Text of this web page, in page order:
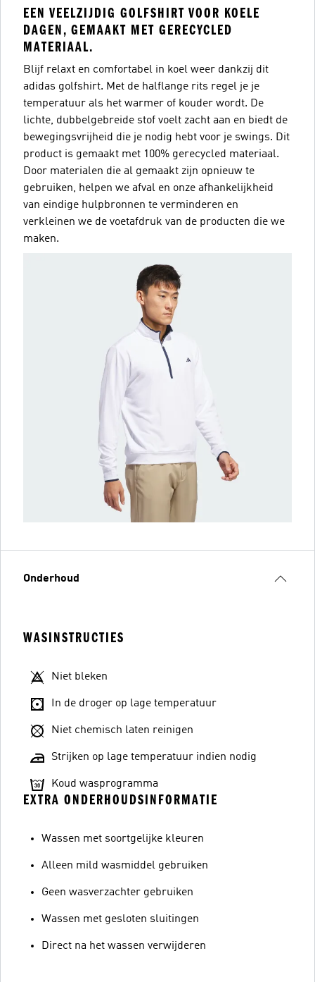
EEN VEELZIJDIG GOLFSHIRT VOOR KOELE
DAGEN, GEMAAKT MET GERECYCLED
MATERIAAL.
Blijf relaxt en comfortabel in koel weer dankzij dit
adidas golfshirt. Met de halflange rits regel je je
temperatuur als het warmer of kouder wordt. De
lichte, dubbelgebreide stof voelt zacht aan en biedt de
bewegingsvrijheid die je nodig hebt voor je swings. Dit
product is gemaakt met 100% gerecycled materiaal.
Door materialen die al gemaakt zijn opnieuw te
gebruiken, helpen we afval en onze afhankelijkheid
van eindige hulpbronnen te verminderen en
verkleinen we de voetafdruk van de producten die we
maken.
Onderhoud
WASINSTRUCTIES
Niet bleken
In de droger op lage temperatuur
Niet chemisch laten reinigen
Strijken op lage temperatuur indien nodig
Koud wasprogramma
EXTRA ONDERHOUDSINFORMATIE
Wassen met soortgelijke kleuren
Alleen mild wasmiddel gebruiken
Geen wasverzachter gebruiken
Wassen met gesloten sluitingen
Direct na het wassen verwijderen